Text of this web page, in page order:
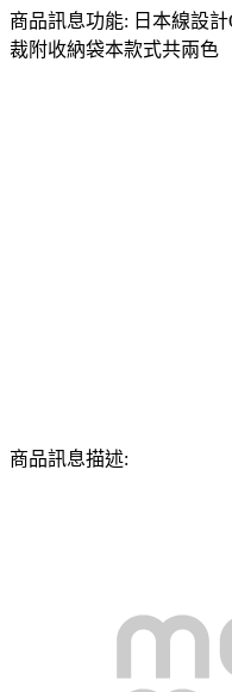
商品訊息功能: 日本線設
裁附收納袋本款式共兩色
商品訊息描述: